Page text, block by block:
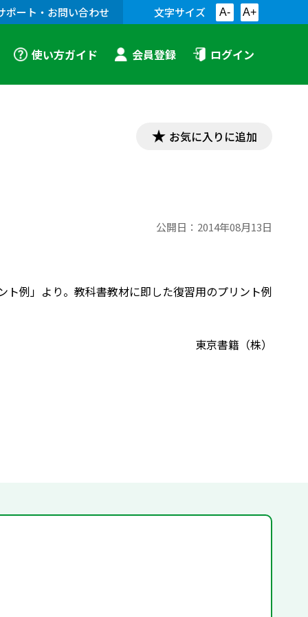
ポート・お問い合わせ 文字サイズ A- A+
使い方ガイド 会員登録 ログイン
お気に入りに追加
公開日： 2014年08月13日
例」より。教科書教材に即した復習用のプリント例
東京書籍（株）